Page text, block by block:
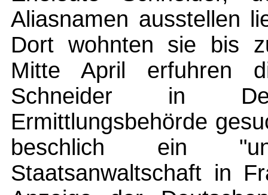
Aliasnamen ausstellen
Dort wohnten sie bis
Mitte April erfuhren
Schneider in
Ermittlungsbehörde
beschlich ein
Staatsanwaltschaft in